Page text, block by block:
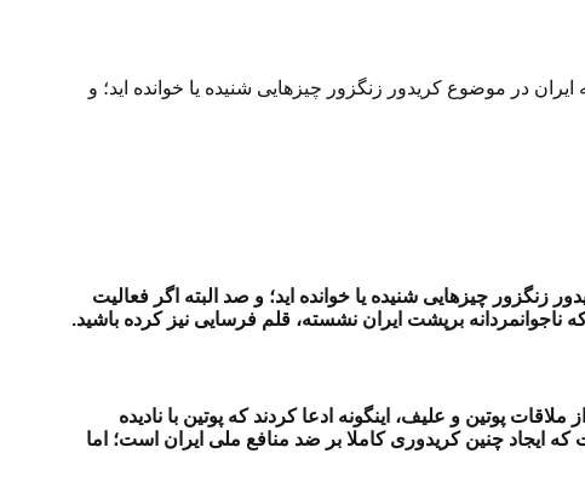
در موضوع کریدور زنگزور چیزهایی شنیده یا خوانده اید؛ و
چیزهایی شنیده یا خوانده اید؛ و صد البته اگر فعالیت
برپشت ایران نشسته، قلم فرسایی نیز کرده باشید.
پوتین و علیف، اینگونه ادعا کردند که پوتین با نادیده
ایجاد چنین کریدوری کاملا بر ضد منافع ملی ایران است؛ اما